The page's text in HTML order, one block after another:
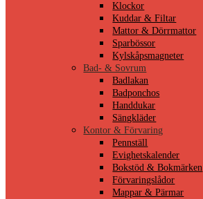
Klockor
Kuddar & Filtar
Mattor & Dörrmattor
Sparbössor
Kylskåpsmagneter
Bad- & Sovrum
Badlakan
Badponchos
Handdukar
Sängkläder
Kontor & Förvaring
Pennställ
Evighetskalender
Bokstöd & Bokmärken
Förvaringslådor
Mappar & Pärmar